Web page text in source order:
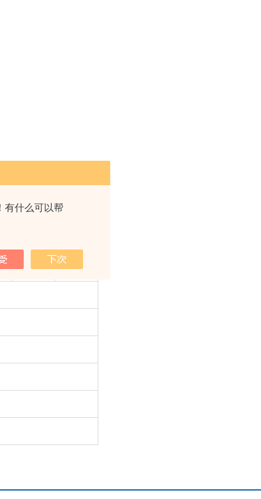
有什么可以帮
级)
1000A 2000A